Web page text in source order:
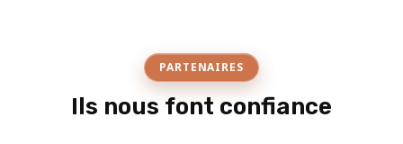
PARTENAIRES
Ils nous font confiance